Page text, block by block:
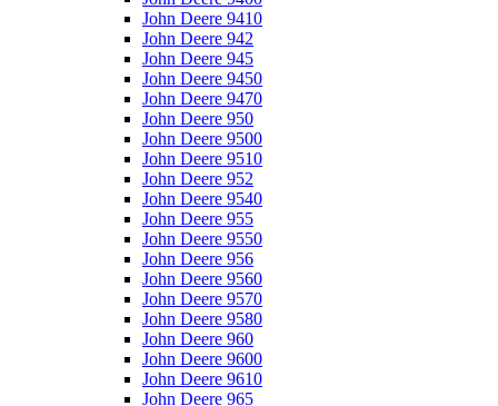
John Deere 9410
John Deere 942
John Deere 945
John Deere 9450
John Deere 9470
John Deere 950
John Deere 9500
John Deere 9510
John Deere 952
John Deere 9540
John Deere 955
John Deere 9550
John Deere 956
John Deere 9560
John Deere 9570
John Deere 9580
John Deere 960
John Deere 9600
John Deere 9610
John Deere 965